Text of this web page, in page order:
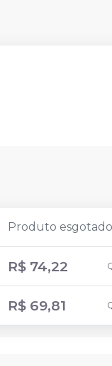
Produto esgotado
R$ 74,22
R$ 69,81